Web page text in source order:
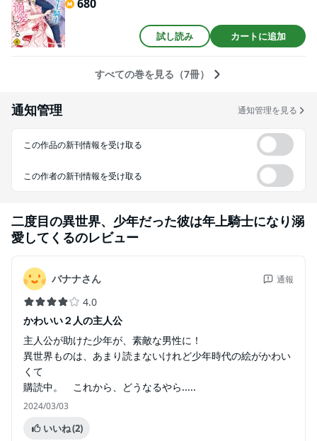
680
試し読み カートに追加
すべての巻を見る（7冊）
通知管理 通知管理を見る
この作品の新刊情報を受け取る
この作者の新刊情報を受け取る
二度目の異世界、少年だった彼は年上騎士になり溺
愛してくるのレビュー
バナナさん 通報
4.0
かわいい２人の主人公
主人公が助けた少年が、素敵な男性に！
異世界ものは、あまり読まないけれど少年時代の絵がかわい
くて
購読中。 これから、どうなるやら.....
2024/03/03
いいね(2)